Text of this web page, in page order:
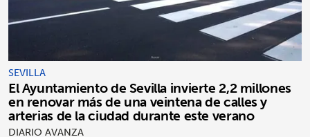
SEVILLA
El Ayuntamiento de Sevilla invierte 2,2 millones
en renovar más de una veintena de calles y
arterias de la ciudad durante este verano
DIARIO AVANZA